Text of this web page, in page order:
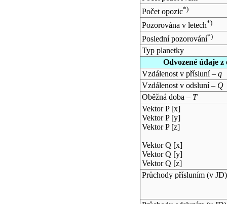
Počet opozic*)
Pozorována v letech*)
Poslední pozorování*)
Typ planetky
Odvozené údaje
Vzdálenost v přísluní – q
Vzdálenost v odsluní – Q
Oběžná doba – T
Vektor P [x]
Vektor P [y]
Vektor P [z]
Vektor Q [x]
Vektor Q [y]
Vektor Q [z]
Průchody přísluním (v JD)